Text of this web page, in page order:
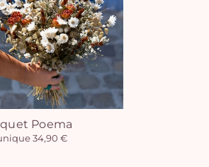
Poema
34,90 €